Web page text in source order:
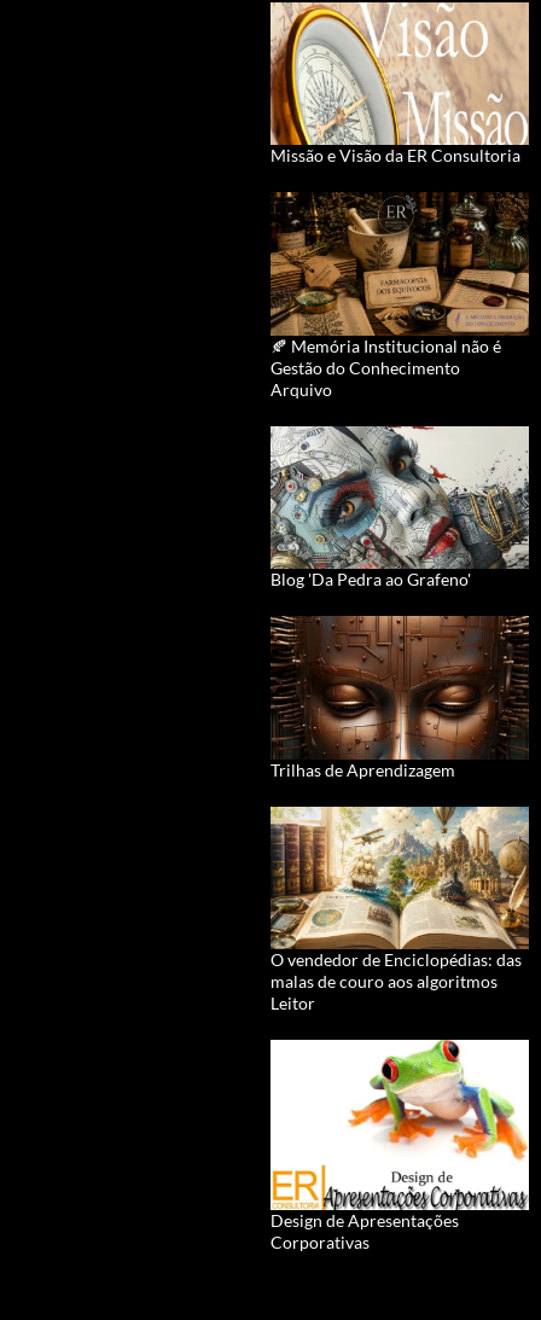
Missão e Visão da ER Consultoria
🍂 Memória Institucional não é
Gestão do Conhecimento
Arquivo
Blog 'Da Pedra ao Grafeno'
Trilhas de Aprendizagem
O vendedor de Enciclopédias: das
malas de couro aos algoritmos
Leitor
Design de Apresentações
Corporativas